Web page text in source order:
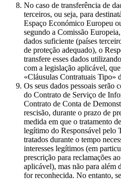
No caso de transferência de
terceiros, ou seja, para
Espaço Económico Europeu
segundo a Comissão
dados suficiente (países
de proteção adequado), o
transfere esses dados
com a legislação aplicável,
«Cláusulas Contratuais Tipo»
Os seus dados pessoais serão
do Contrato de Serviço de
Contrato de Conta de
rescisão, durante o prazo de
medida em que o tratamento
legítimo do Responsável pelo
tratados durante o tempo
interesses legítimos (em
prescrição para reclamações
aplicável), mas não para além
for reconhecida. No entanto,